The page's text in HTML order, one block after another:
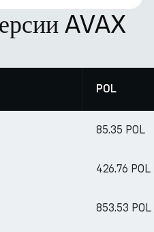
AVAX
POL
85.35 POL
426.76 POL
853.53 POL